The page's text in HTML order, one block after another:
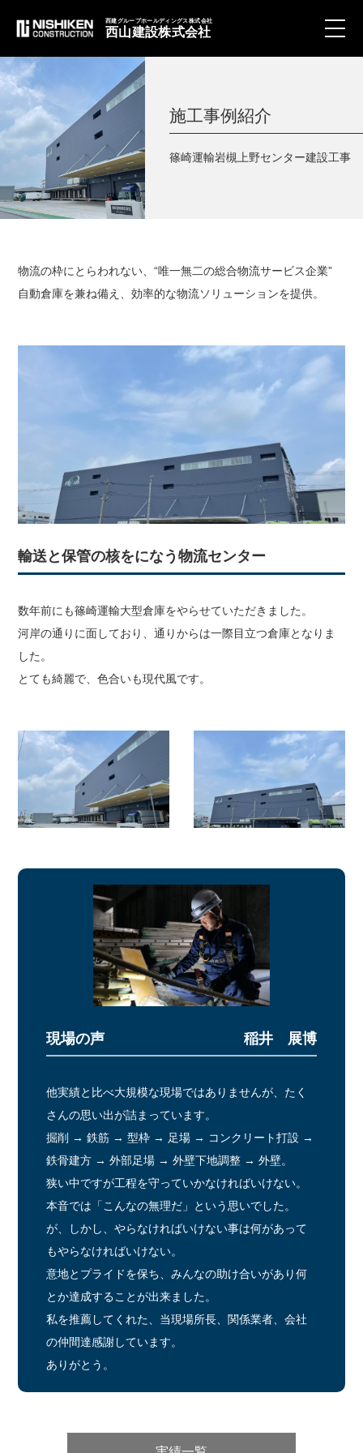
toggle
西建グループホールディングス株式会社
西山建設株式会社
施工事例紹介
篠崎運輸岩槻上野センター建設工事
物流の枠にとらわれない、“唯一無二の総合物流サービス企業”
自動倉庫を兼ね備え、効率的な物流ソリューションを提供。
輸送と保管の核をになう物流センター
数年前にも篠崎運輸大型倉庫をやらせていただきました。
河岸の通りに面しており、通りからは一際目立つ倉庫となりま
した。
とても綺麗で、色合いも現代風です。
稲井 展博
他実績と比べ大規模な現場ではありませんが、たく
さんの思い出が詰まっています。
掘削 → 鉄筋 → 型枠 → 足場 → コンクリート打設 →
鉄骨建方 → 外部足場 → 外壁下地調整 → 外壁。
狭い中ですが工程を守っていかなければいけない。
本音では「こんなの無理だ」という思いでした。
が、しかし、やらなければいけない事は何があって
もやらなければいけない。
意地とプライドを保ち、みんなの助け合いがあり何
とか達成することが出来ました。
私を推薦してくれた、当現場所長、関係業者、会社
の仲間達感謝しています。
ありがとう。